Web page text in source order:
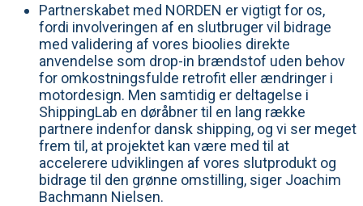
Partnerskabet med NORDEN er vigtigt for os,
fordi involveringen af en slutbruger vil bidrage
med validering af vores bioolies direkte
anvendelse som drop-in brændstof uden behov
for omkostningsfulde retrofit eller ændringer i
motordesign. Men samtidig er deltagelse i
ShippingLab en døråbner til en lang række
partnere indenfor dansk shipping, og vi ser meget
frem til, at projektet kan være med til at
accelerere udviklingen af vores slutprodukt og
bidrage til den grønne omstilling, siger Joachim
Bachmann Nielsen.